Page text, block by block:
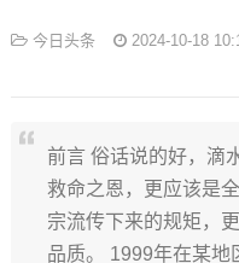
今日头条 2024-10-18
前言 俗话说的好，滴
救命之恩，更应该是
宗流传下来的规矩，
品质。 1999年在某地